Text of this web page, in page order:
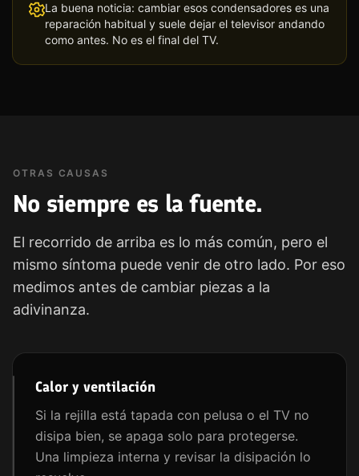
La buena noticia: cambiar esos condensadores es una
reparación habitual y suele dejar el televisor andando
como antes. No es el final del TV.
OTRAS CAUSAS
No siempre es la fuente.
El recorrido de arriba es lo más común, pero el
mismo síntoma puede venir de otro lado. Por eso
medimos antes de cambiar piezas a la
adivinanza.
Calor y ventilación
Si la rejilla está tapada con pelusa o el TV no
disipa bien, se apaga solo para protegerse.
Una limpieza interna y revisar la disipación lo